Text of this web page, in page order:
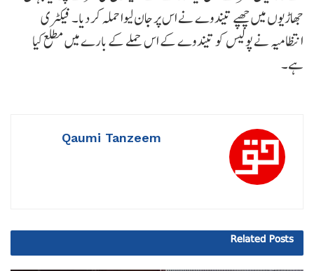
جھاڑیوں میں چھپے تیندوے نے اس پر جان لیوا حملہ کر دیا۔ فیکٹری
انتظامیہ نے پولیس کو تیندوے کے اس حملے کے بارے میں مطلع کیا
ہے۔
Qaumi Tanzeem
Related Posts